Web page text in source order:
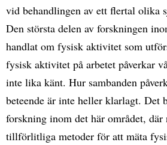
vid behandlingen av ett flertal olika
Den största delen av forskningen
handlat om fysisk aktivitet som
fysisk aktivitet på arbetet påverkar
inte lika känt. Hur sambanden
beteende är inte heller klarlagt. Det
forskning inom det här området, där
tillförlitliga metoder för att mäta